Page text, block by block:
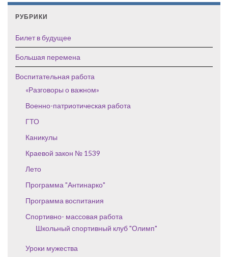
РУБРИКИ
Билет в будущее
Большая перемена
Воспитательная работа
«Разговоры о важном»
Военно-патриотическая работа
ГТО
Каникулы
Краевой закон № 1539
Лето
Программа "Антинарко"
Программа воспитания
Спортивно- массовая работа
Школьный спортивный клуб "Олимп"
Уроки мужества